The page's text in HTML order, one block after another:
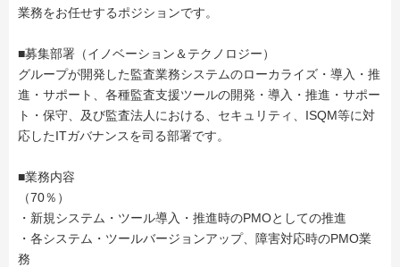
業務をお任せするポジションです。
■募集部署（イノベーション＆テクノロジー）
グループが開発した監査業務システムのローカライズ・導入・推
進・サポート、各種監査支援ツールの開発・導入・推進・サポー
ト・保守、及び監査法人における、セキュリティ、ISQM等に対
応したITガバナンスを司る部署です。
■業務内容
（70％）
・新規システム・ツール導入・推進時のPMOとしての推進
・各システム・ツールバージョンアップ、障害対応時のPMO業
務